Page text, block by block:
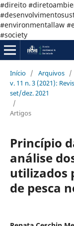
#direito
#environmentallaw
#society
Início / Arquivos /
v. 11 n. 3 (2021):
set/dez. 2021
/
Artigos
Princípio
análise
utilizados
de pesca